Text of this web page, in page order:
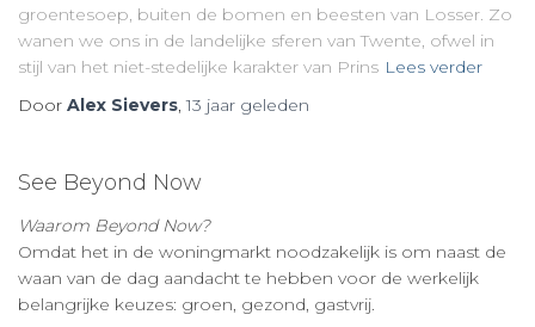
groentesoep, buiten de bomen en beesten van Losser. Zo
wanen we ons in de landelijke sferen van Twente, ofwel in
stijl van het niet-stedelijke karakter van Prins Lees verder
Door Alex Sievers,13 jaar geleden
See Beyond Now
Waarom Beyond Now?
Omdat het in de woningmarkt noodzakelijk is om naast de
waan van de dag aandacht te hebben voor de werkelijk
belangrijke keuzes: groen, gezond, gastvrij.